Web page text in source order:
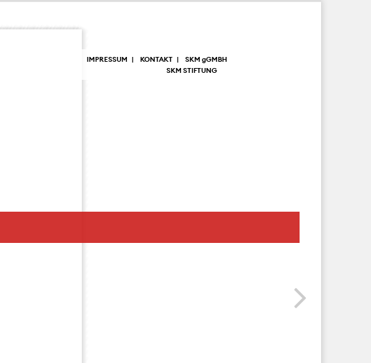
IMPRESSUM KONTAKT SKM gGMBH
SKM STIFTUNG